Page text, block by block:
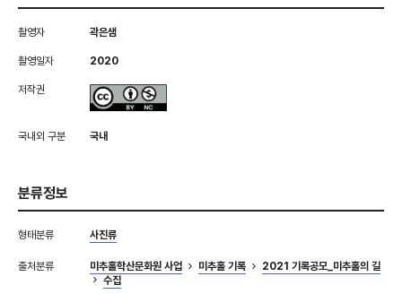
촬영자 곽은샘
촬영일자 2020
저작권
국내외 구분 국내
분류정보
형태분류 사진류
출처분류 미추홀학산문화원 사업 미추홀 기록
2021 기록공모_미추홀의 길
수집